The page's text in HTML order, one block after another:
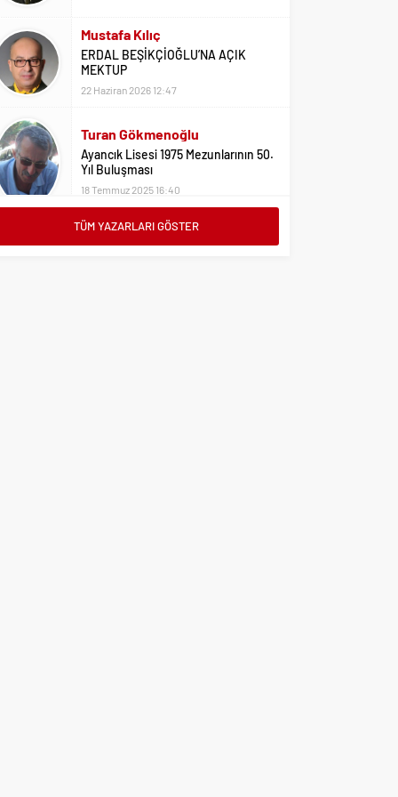
Mustafa Kılıç
ERDAL BEŞİKÇİOĞLU’NA AÇIK
MEKTUP
22 Haziran 2026 12:47
Turan Gökmenoğlu
Ayancık Lisesi 1975 Mezunlarının 50.
Yıl Buluşması
18 Temmuz 2025 16:40
Adil Yıldız
TÜM YAZARLARI GÖSTER